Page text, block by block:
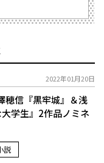
2022年01月20日
穂信『黒牢城』＆浅
学生』2作品ノミネ
説